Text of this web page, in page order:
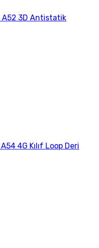
A52 3D Antistatik
4G Kılıf Loop Deri